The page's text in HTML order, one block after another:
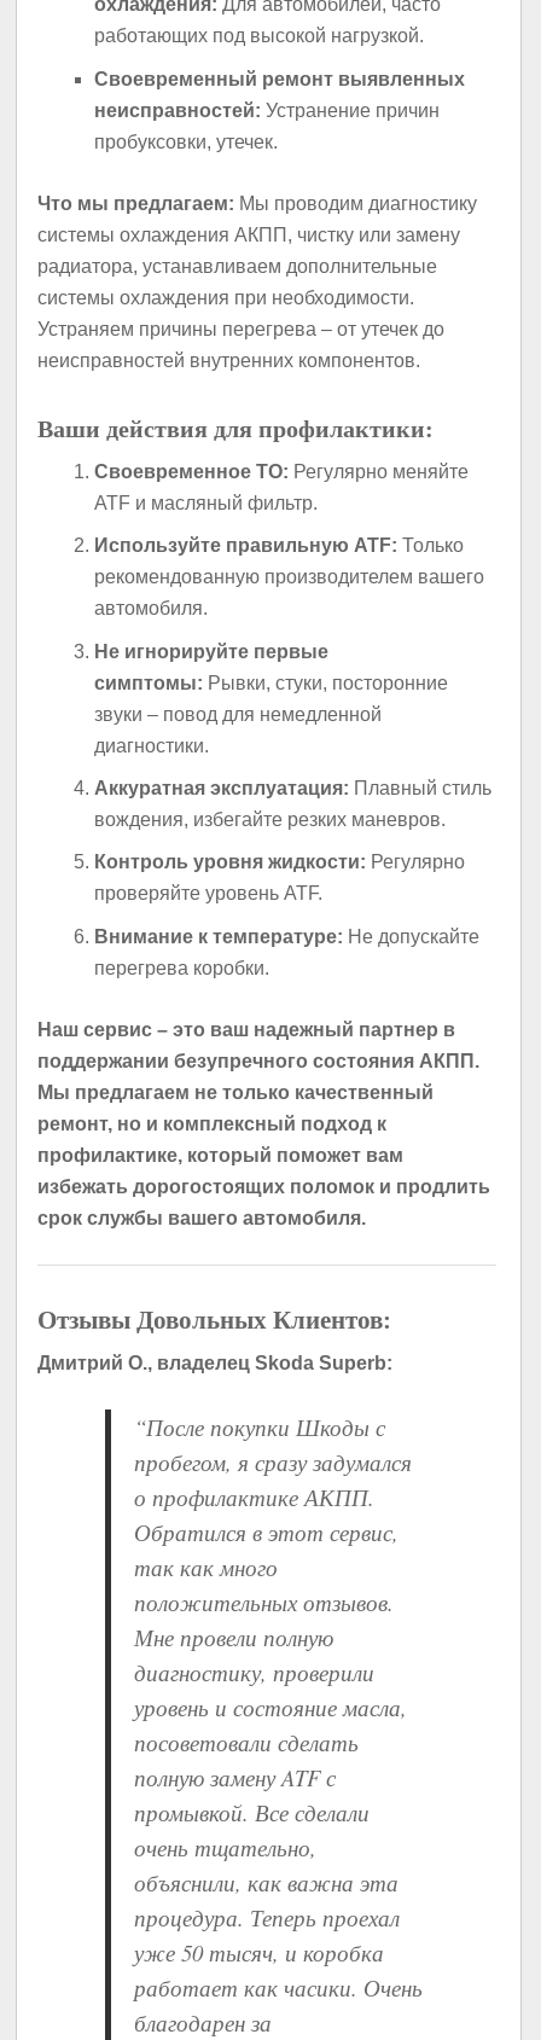
охлаждения: Для автомобилей, часто
работающих под высокой нагрузкой.
Своевременный ремонт выявленных
неисправностей: Устранение причин
пробуксовки, утечек.
Что мы предлагаем: Мы проводим диагностику
системы охлаждения АКПП, чистку или замену
радиатора, устанавливаем дополнительные
системы охлаждения при необходимости.
Устраняем причины перегрева – от утечек до
неисправностей внутренних компонентов.
Ваши действия для профилактики:
Своевременное ТО: Регулярно меняйте
ATF и масляный фильтр.
Используйте правильную ATF: Только
рекомендованную производителем вашего
автомобиля.
Не игнорируйте первые
симптомы: Рывки, стуки, посторонние
звуки – повод для немедленной
диагностики.
Аккуратная эксплуатация: Плавный стиль
вождения, избегайте резких маневров.
Контроль уровня жидкости: Регулярно
проверяйте уровень ATF.
Внимание к температуре: Не допускайте
перегрева коробки.
Наш сервис – это ваш надежный партнер в
поддержании безупречного состояния АКПП.
Мы предлагаем не только качественный
ремонт, но и комплексный подход к
профилактике, который поможет вам
избежать дорогостоящих поломок и продлить
срок службы вашего автомобиля.
Отзывы Довольных Клиентов:
Дмитрий О., владелец Skoda Superb:
“После покупки Шкоды с
пробегом, я сразу задумался
о профилактике АКПП.
Обратился в этот сервис,
так как много
положительных отзывов.
Мне провели полную
диагностику, проверили
уровень и состояние масла,
посоветовали сделать
полную замену ATF с
промывкой. Все сделали
очень тщательно,
объяснили, как важна эта
процедура. Теперь проехал
уже 50 тысяч, и коробка
работает как часики. Очень
благодарен за